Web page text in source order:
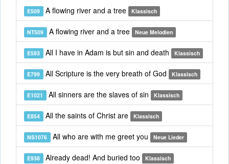
E509 A flowing river and a tree Klassisch
NT509 A flowing river and a tree Neue Melodien
E593 All I have in Adam is but sin and death Klassisch
E799 All Scripture is the very breath of God Klassisch
E1021 All sinners are the slaves of sin Klassisch
E854 All the saints of Christ are Klassisch
NS1076 All who are with me greet you Neue Lieder
E938 Already dead! And buried too Klassisch